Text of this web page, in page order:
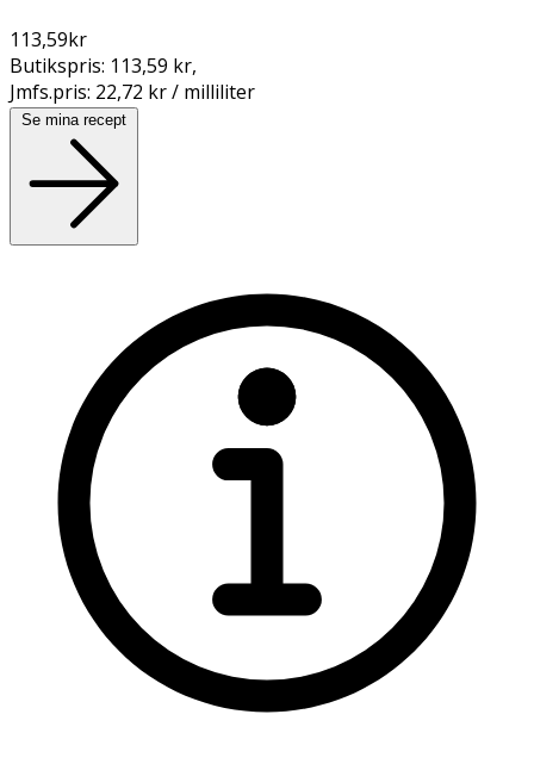
113,59kr
Butikspris: 113,59 kr,
Jmfs.pris: 22,72 kr / milliliter
Se mina recept